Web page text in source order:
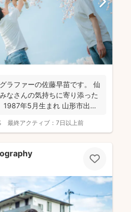
ラファーの佐藤早苗です。 仙
なさんの気持ちに寄り添った
年5月生まれ 山形市出
最終アクティブ： 7日以上前